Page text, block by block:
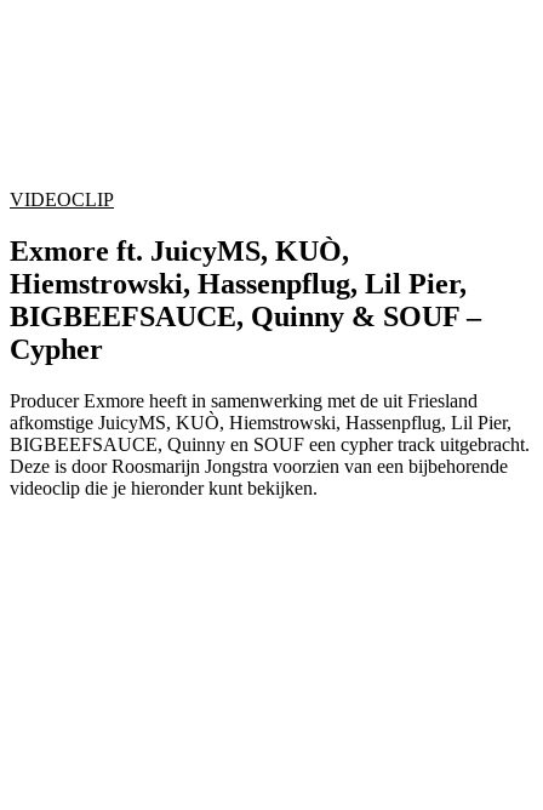
VIDEOCLIP
Exmore ft. JuicyMS, KUÒ,
Hiemstrowski, Hassenpflug, Lil Pier,
BIGBEEFSAUCE, Quinny & SOUF –
Cypher
Producer Exmore heeft in samenwerking met de uit Friesland
afkomstige JuicyMS, KUÒ, Hiemstrowski, Hassenpflug, Lil Pier,
BIGBEEFSAUCE, Quinny en SOUF een cypher track uitgebracht.
Deze is door Roosmarijn Jongstra voorzien van een bijbehorende
videoclip die je hieronder kunt bekijken.